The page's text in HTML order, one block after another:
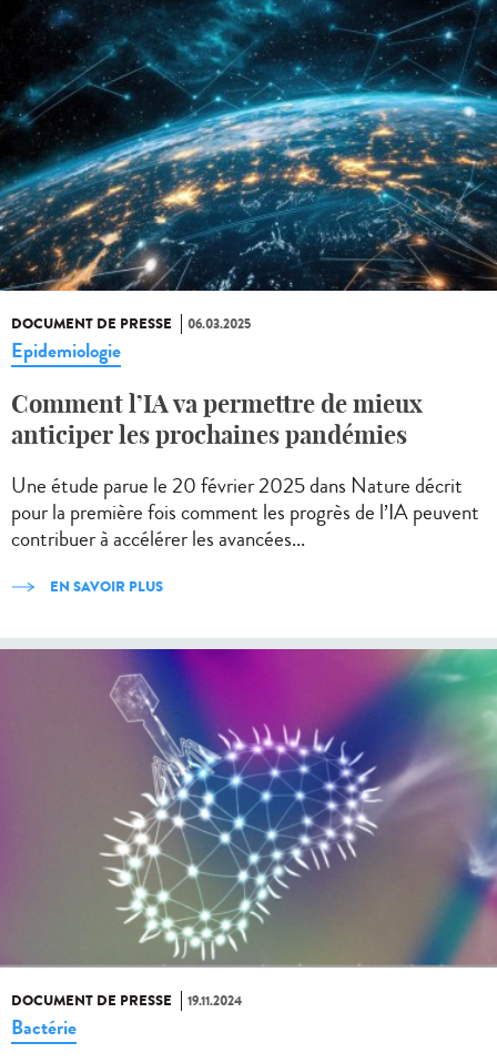
DOCUMENT DE PRESSE 06.03.2025
Epidemiologie
Comment l’IA va permettre de mieux
anticiper les prochaines pandémies
Une étude parue le 20 février 2025 dans Nature décrit
pour la première fois comment les progrès de l’IA peuvent
contribuer à accélérer les avancées...
EN SAVOIR PLUS
DOCUMENT DE PRESSE 19.11.2024
Bactérie